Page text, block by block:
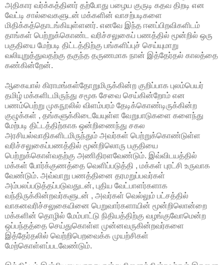
அதிகார வர்க்கத்தினர் தற்போது பழைய குருடி கதவ திறடி என
வேட்டி சால்வைகளுடன் மக்களின் வாசற்படிகளை
மிதிக்கத்தொடங்கியுள்ளனர். எனவே இந்த ஈனப்பிறவிகளிடம்
தாங்கள் பெற்றுக்கொண்ட வரிச்சலுகைப் பணத்தில் மூன்றில் ஒரு
பகுதியை மேற்படி திட்டத்திற்கு பங்களிப்புச் செய்யுமாறு
வலியுறுத்துவதற்கு தகுந்த தருணமாக நான் இத்தேர்தல் காலத்தை
கண்கின்றேன்.
ஆகையால் கிராமங்கள்தோறுமிருக்கின்ற குறிப்பாக புலம்பெயர்
தமிழ் மக்களிடமிருந்து சமூக சேவை செய்கின்றோம் என
பணம்பெற்று முகநூலில் விளம்பரம் தேடிக்கொண்டிருக்கின்ற
குழுக்கள் , தங்களுக்கிடையேயுள்ள வேறுபாடுகளை களைந்து
மேற்படி திட்டத்திற்காக ஒன்றிணைந்து சகல
அரசியல்வாதிகளிடமிருந்தும் அவர்கள் பெற்றுக்கொண்டுள்ள
வரிச்சலுகைப்பணத்தில் மூன்றிலொரு பகுதியை
பெற்றுக்கொள்வதற்கு அணிதிரளவேண்டும். இவ்விடயத்தில்
மக்கள் போர்க்குணத்தை வெளிப்படுத்தி , மக்கள் புரட்சி உருவாக
வேண்டும். அவ்வாறு பணத்தினை தரமறுப்பவர்கள்
அம்பலப்படுத்தப்படுவதுடன், புதிய வேட்பாளர்களாக
வந்திருக்கின்றவர்களுடன் , அவர்கள் வெல்லும் பட்சத்தில்
வாகனவரிச்சலுகையினை பெறுவார்களாயின் மூன்றிலொன்றை
மக்களின் தொழில் மேம்பாட்டு நிதியத்திற்கு வழங்குவோமென்ற
ஒப்பந்தத்தை செய்துகொள்ள முன்னவருகின்றவர்களை
இத்தேர்தலில் வெற்றிபெறவைக்க முயற்சிகள்
மேற்கொள்ளப்படவேண்டும்.